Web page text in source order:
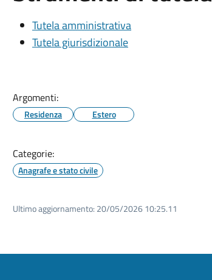
Tutela amministrativa
Tutela giurisdizionale
Argomenti:
Residenza Estero
Categorie:
Anagrafe e stato civile
Ultimo aggiornamento: 20/05/2026 10:25.11